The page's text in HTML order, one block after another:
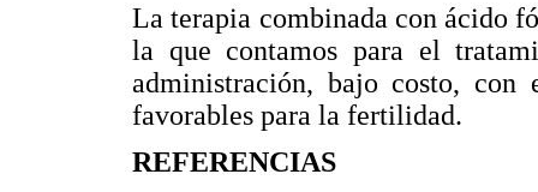
La terapia combinada con ácido
la que contamos para el
administración, bajo costo, con
favorables para la fertilidad.
REFERENCIAS